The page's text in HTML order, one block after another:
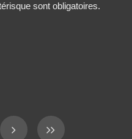
sont obligatoires.